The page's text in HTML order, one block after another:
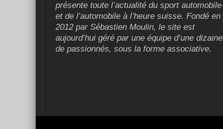
présente toute l’actualité du sport automobile
et de l’automobile à l’heure suisse. Fondé en
2012 par Sébastien Moulin, le site est
aujourd’hui géré par une équipe d’une dizaine
de passionnés, sous la forme associative.